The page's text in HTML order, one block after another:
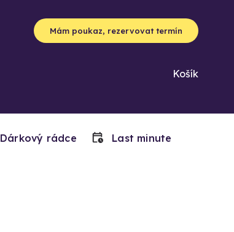
Mám poukaz, rezervovat termín
Košík
Dárkový rádce Last minute